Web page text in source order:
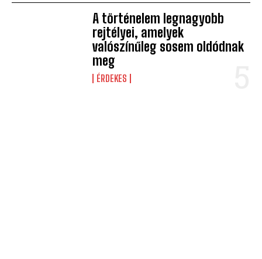
A történelem legnagyobb
rejtélyei, amelyek
valószínűleg sosem oldódnak
meg
ÉRDEKES